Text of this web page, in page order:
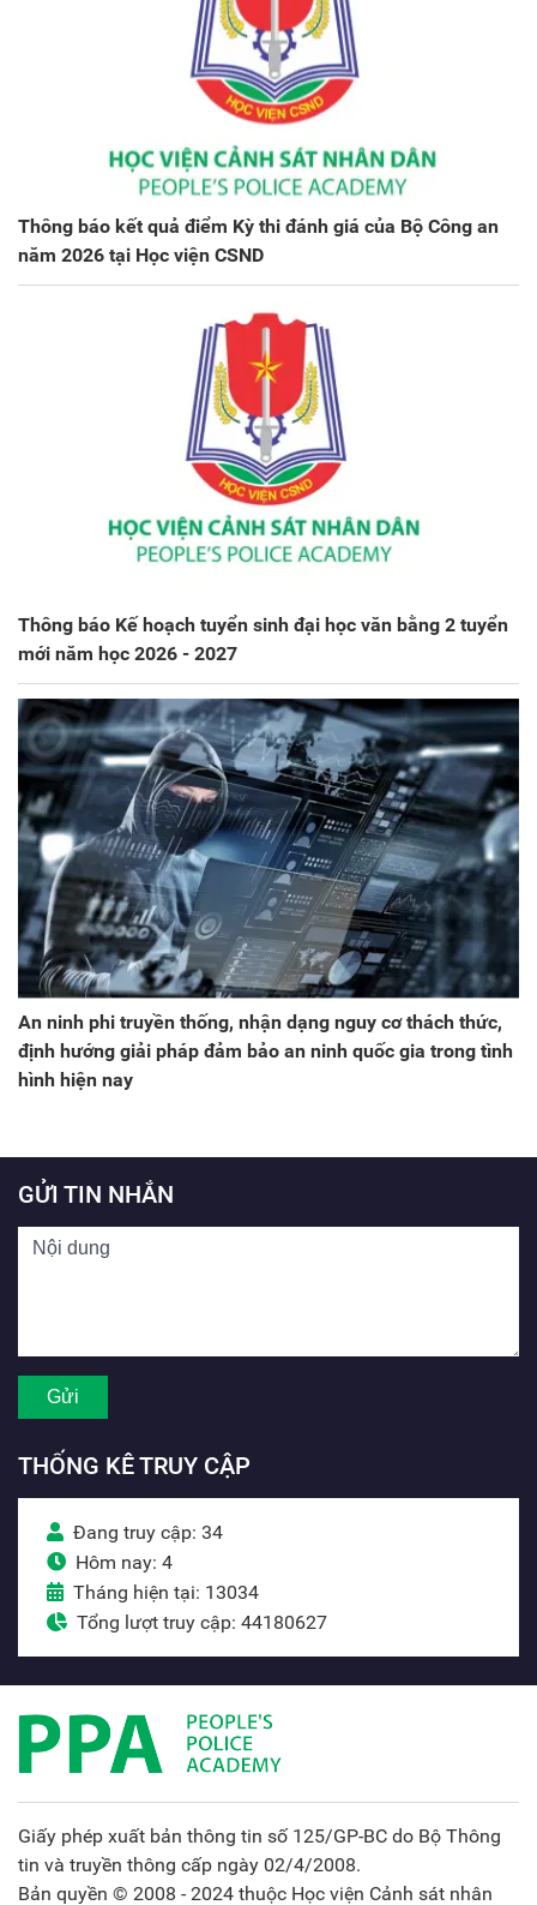
Thông báo kết quả điểm Kỳ thi đánh giá của Bộ Công an
năm 2026 tại Học viện CSND
Thông báo Kế hoạch tuyển sinh đại học văn bằng 2 tuyển
mới năm học 2026 - 2027
An ninh phi truyền thống, nhận dạng nguy cơ thách thức,
định hướng giải pháp đảm bảo an ninh quốc gia trong tình
hình hiện nay
GỬI TIN NHẮN
THỐNG KÊ TRUY CẬP
Đang truy cập: 34
Hôm nay: 4
Tháng hiện tại: 13034
Tổng lượt truy cập: 44180627
Giấy phép xuất bản thông tin số 125/GP-BC do Bộ Thông
tin và truyền thông cấp ngày 02/4/2008.
Bản quyền © 2008 - 2024 thuộc Học viện Cảnh sát nhân